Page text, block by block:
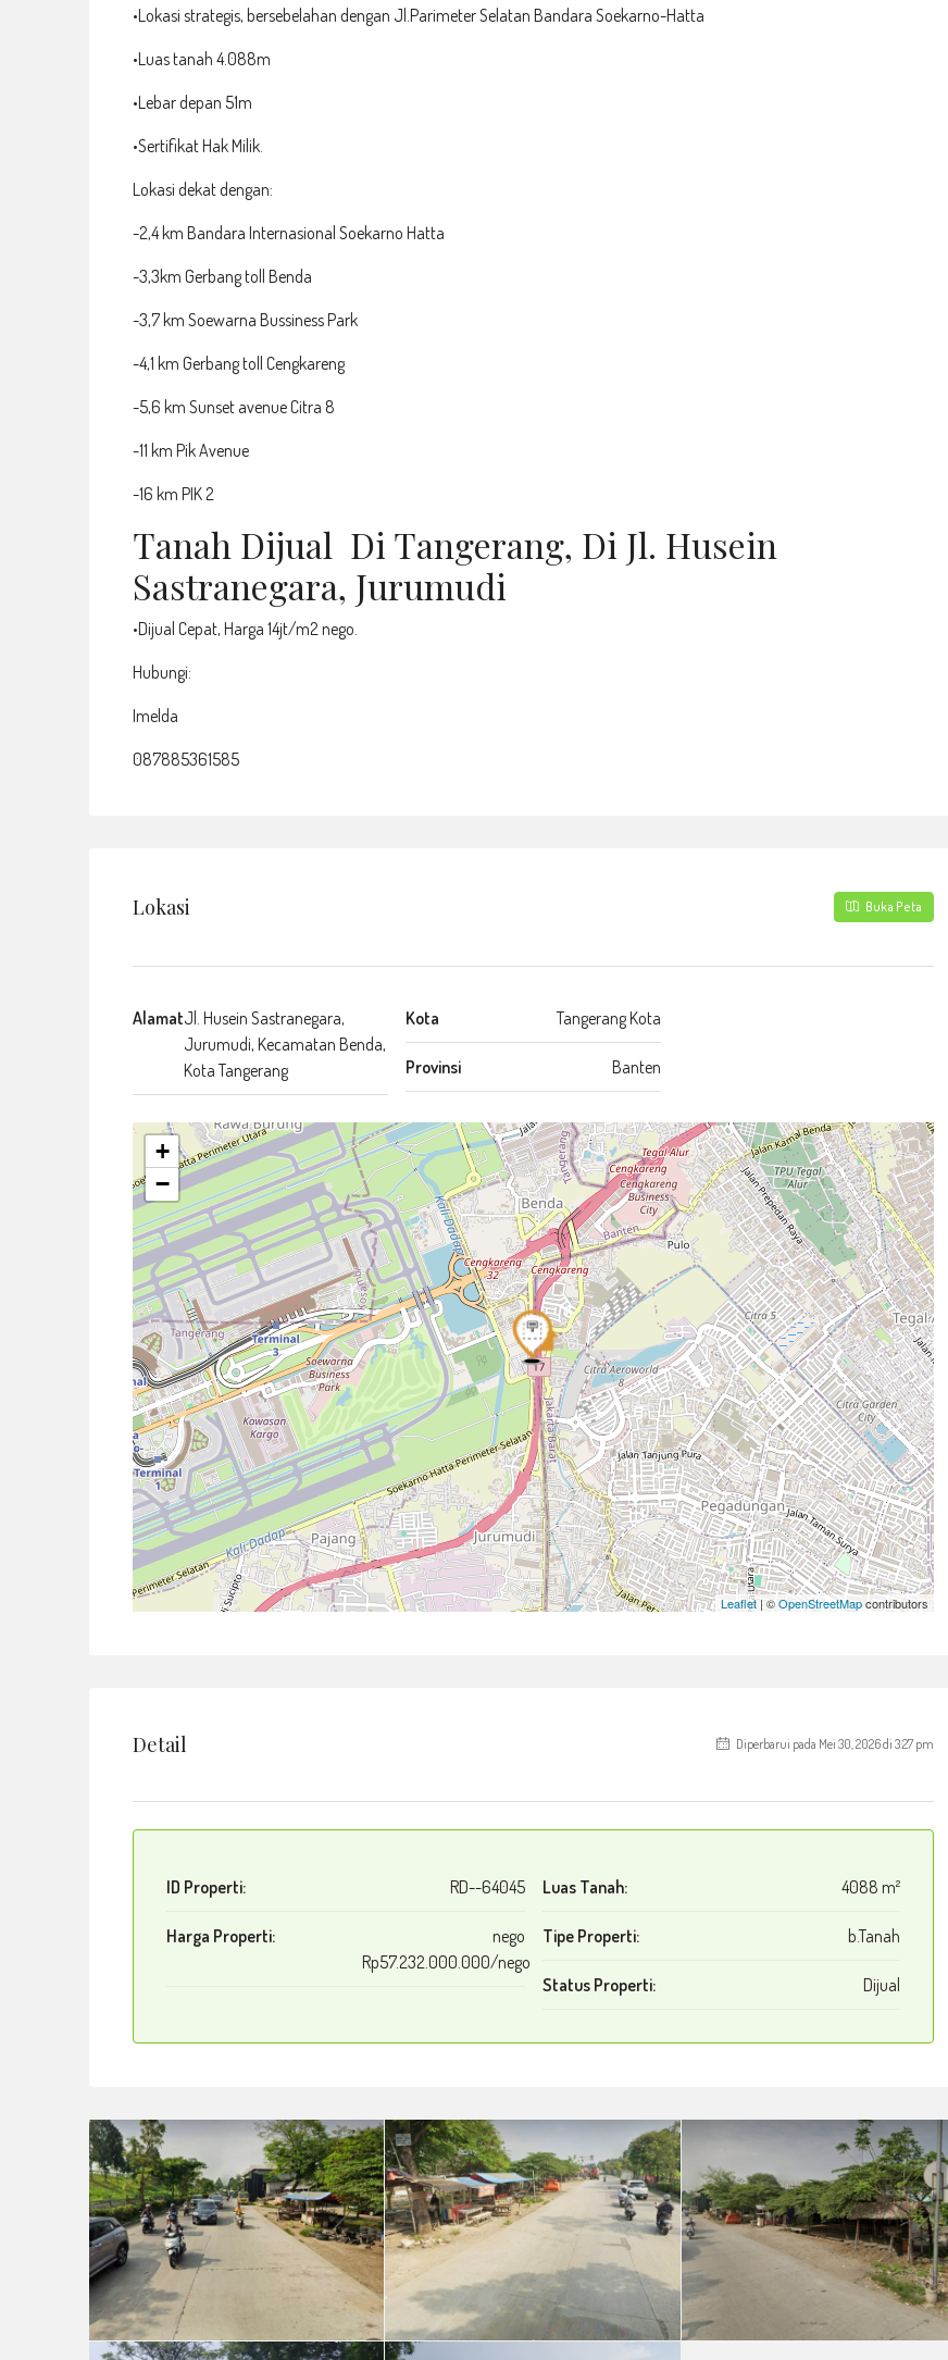
•Lokasi strategis, bersebelahan dengan Jl.Parimeter Selatan Bandara Soekarno-Hatta
•Luas tanah 4.088m
•Lebar depan 51m
•Sertifikat Hak Milik.
Lokasi dekat dengan:
-2,4 km Bandara Internasional Soekarno Hatta
-3,3km Gerbang toll Benda
-3,7 km Soewarna Bussiness Park
-4,1 km Gerbang toll Cengkareng
-5,6 km Sunset avenue Citra 8
-11 km Pik Avenue
-16 km PIK 2
Tanah Dijual Di Tangerang, Di Jl. Husein
Sastranegara, Jurumudi
•Dijual Cepat, Harga 14jt/m2 nego.
Hubungi:
Imelda
087885361585
Lokasi Buka Peta
AlamatJl. Husein Sastranegara,
Jurumudi, Kecamatan Benda,
Kota Tangerang
Kota Tangerang Kota
Provinsi Banten
+
−
Leaflet | ©OpenStreetMapcontributors
Detail Diperbarui pada Mei 30, 2026 di 3:27 pm
ID Properti: RD--64045
Harga Properti:
nego
Rp57.232.000.000/nego
Luas Tanah: 4088 m²
Tipe Properti: b.Tanah
Status Properti: Dijual